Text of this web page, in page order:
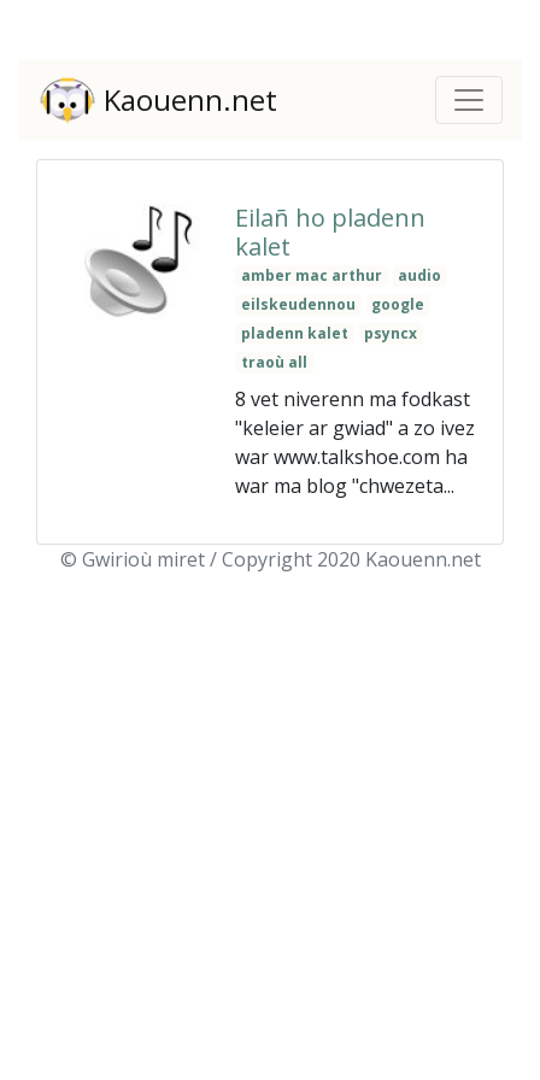
Kaouenn.net
Eilañ ho pladenn
kalet
amber mac arthur
audio
eilskeudennou
google
pladenn kalet
psyncx
traoù all
8 vet niverenn ma fodkast
"keleier ar gwiad" a zo ivez
war www.talkshoe.com ha
war ma blog "chwezeta...
© Gwirioù miret / Copyright 2020 Kaouenn.net